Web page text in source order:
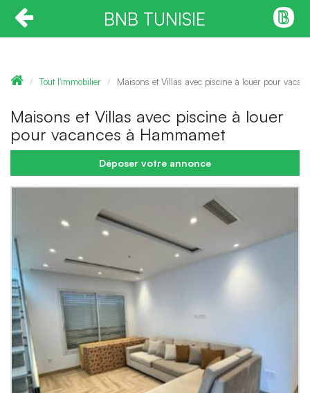
BNB TUNISIE
Tout l'immobilier Maisons et Villas avec piscine à louer pour
Maisons et Villas avec piscine à louer
pour vacances à Hammamet
Déposer votre annonce